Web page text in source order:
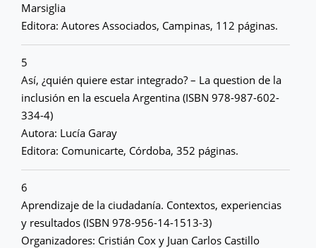
Marsiglia
Editora: Autores Associados, Campinas, 112 páginas.
5
Así, ¿quién quiere estar integrado? – La question de la
inclusión en la escuela Argentina (ISBN 978-987-602-
334-4)
Autora: Lucía Garay
Editora: Comunicarte, Córdoba, 352 páginas.
6
Aprendizaje de la ciudadanía. Contextos, experiencias
y resultados (ISBN 978-956-14-1513-3)
Organizadores: Cristián Cox y Juan Carlos Castillo